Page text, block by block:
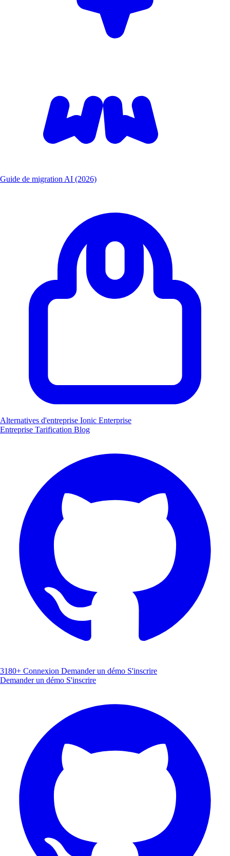
Guide de migration AI (2026)
Alternatives d'entreprise Ionic Enterprise
Entreprise Tarification Blog
3180+ Connexion Demander un démo S'inscrire
Demander un démo S'inscrire